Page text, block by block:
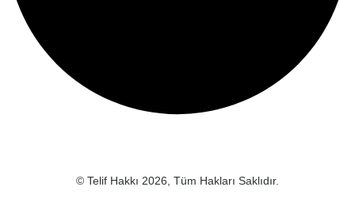
© Telif Hakkı 2026, Tüm Hakları Saklıdır.